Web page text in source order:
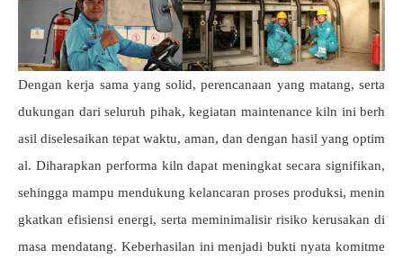
Dengan kerja sama yang solid, perencanaan yang matang, serta
dukungan dari seluruh pihak, kegiatan maintenance kiln ini berh
asil diselesaikan tepat waktu, aman, dan dengan hasil yang optim
al. Diharapkan performa kiln dapat meningkat secara signifikan,
sehingga mampu mendukung kelancaran proses produksi, menin
gkatkan efisiensi energi, serta meminimalisir risiko kerusakan di
masa mendatang. Keberhasilan ini menjadi bukti nyata komitme